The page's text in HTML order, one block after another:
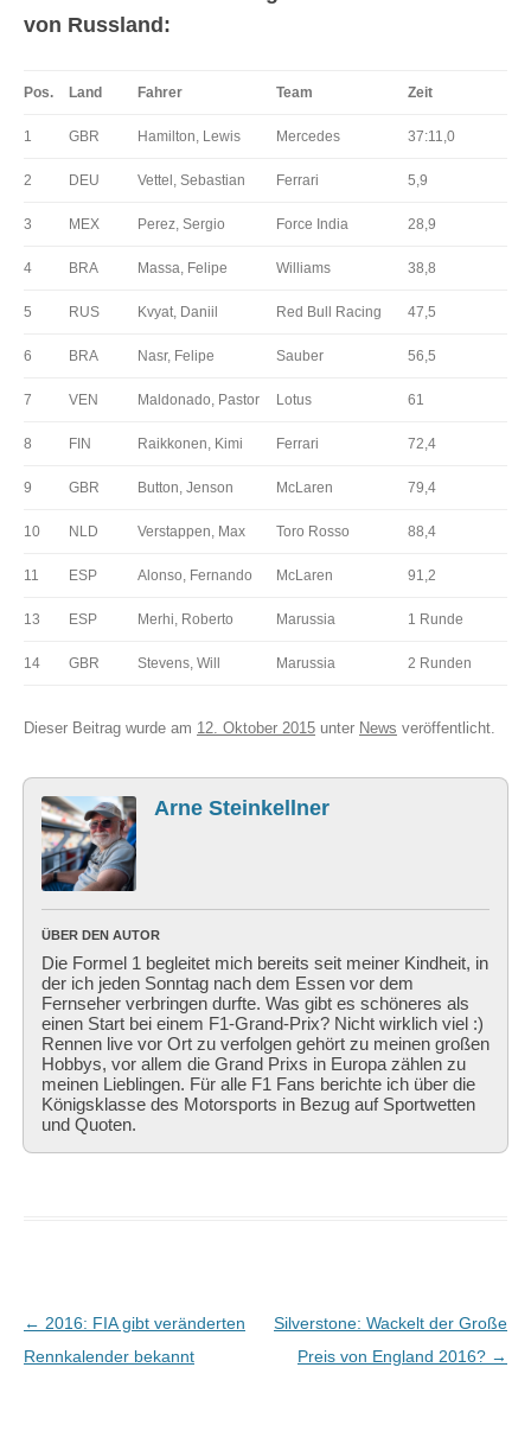
von Russland:
Pos. Land Fahrer Team Zeit
1 GBR Hamilton, Lewis Mercedes 37:11,0
2 DEU Vettel, Sebastian Ferrari 5,9
3 MEX Perez, Sergio Force India 28,9
4 BRA Massa, Felipe Williams 38,8
5 RUS Kvyat, Daniil Red Bull Racing 47,5
6 BRA Nasr, Felipe Sauber 56,5
7 VEN Maldonado, Pastor Lotus 61
8 FIN Raikkonen, Kimi Ferrari 72,4
9 GBR Button, Jenson McLaren 79,4
10 NLD Verstappen, Max Toro Rosso 88,4
11 ESP Alonso, Fernando McLaren 91,2
13 ESP Merhi, Roberto Marussia 1 Runde
14 GBR Stevens, Will Marussia 2 Runden
Dieser Beitrag wurde am 12. Oktober 2015 unter News veröffentlicht.
Arne Steinkellner
ÜBER DEN AUTOR
Die Formel 1 begleitet mich bereits seit meiner Kindheit, in
der ich jeden Sonntag nach dem Essen vor dem
Fernseher verbringen durfte. Was gibt es schöneres als
einen Start bei einem F1-Grand-Prix? Nicht wirklich viel :)
Rennen live vor Ort zu verfolgen gehört zu meinen großen
Hobbys, vor allem die Grand Prixs in Europa zählen zu
meinen Lieblingen. Für alle F1 Fans berichte ich über die
Königsklasse des Motorsports in Bezug auf Sportwetten
und Quoten.
Beitragsnavigation
← 2016: FIA gibt veränderten
Rennkalender bekannt
Silverstone: Wackelt der Große
Preis von England 2016? →